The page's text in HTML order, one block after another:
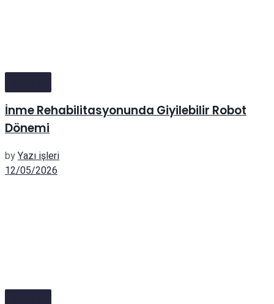
İnme Rehabilitasyonunda Giyilebilir Robot
Dönemi
byYazı işleri
12/05/2026